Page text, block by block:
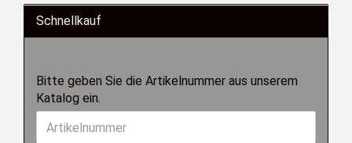
Schnellkauf
Bitte geben Sie die Artikelnummer aus unserem
Katalog ein.